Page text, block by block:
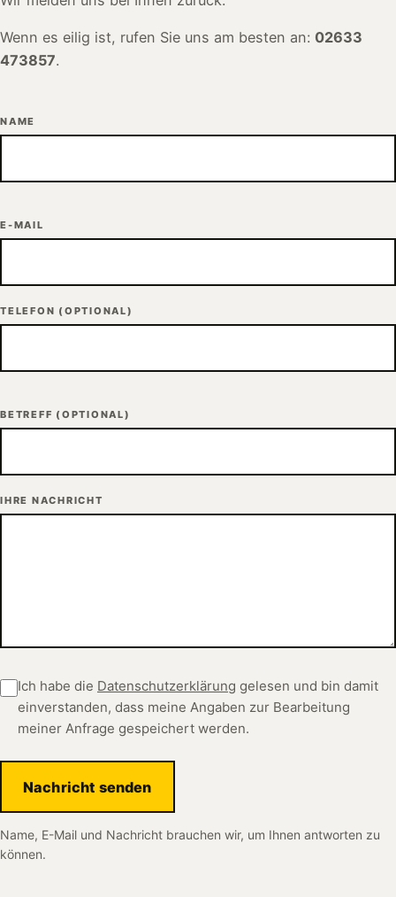
Wenn es eilig ist, rufen Sie uns am besten an: 02633
473857.
NAME
E-MAIL
TELEFON (OPTIONAL)
BETREFF (OPTIONAL)
IHRE NACHRICHT
Ich habe die Datenschutzerklärung gelesen und bin damit
einverstanden, dass meine Angaben zur Bearbeitung
meiner Anfrage gespeichert werden.
Nachricht senden
Name, E-Mail und Nachricht brauchen wir, um Ihnen antworten zu
können.